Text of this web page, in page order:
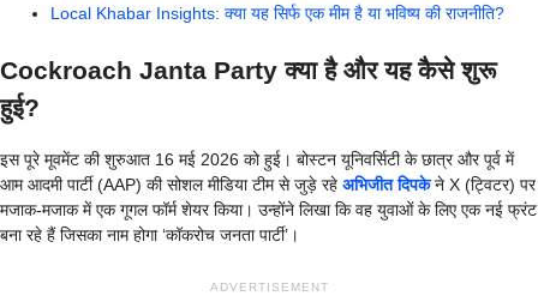
Local Khabar Insights: क्या यह सिर्फ एक मीम है या भविष्य की राजनीति?
Cockroach Janta Party क्या है और यह कैसे शुरू
हुई?
इस पूरे मूवमेंट की शुरुआत 16 मई 2026 को हुई। बोस्टन यूनिवर्सिटी के छात्र और पूर्व में
आम आदमी पार्टी (AAP) की सोशल मीडिया टीम से जुड़े रहे अभिजीत दिपकेने X (ट्विटर) पर
मजाक-मजाक में एक गूगल फॉर्म शेयर किया। उन्होंने लिखा कि वह युवाओं के लिए एक नई फ्रंट
बना रहे हैं जिसका नाम होगा ‘कॉकरोच जनता पार्टी’।
ADVERTISEMENT